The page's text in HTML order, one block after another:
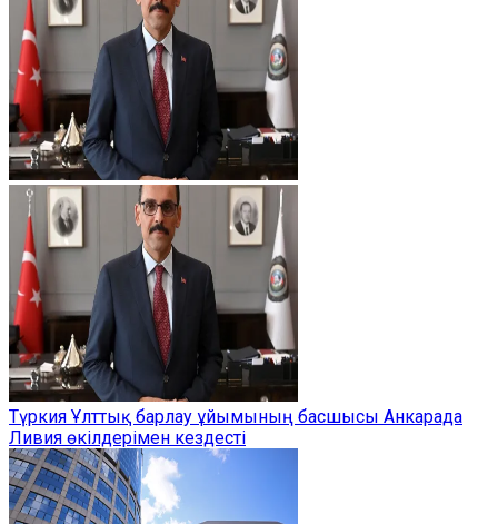
Түркия Ұлттық барлау ұйымының басшысы Анкарада
Ливия өкілдерімен кездесті